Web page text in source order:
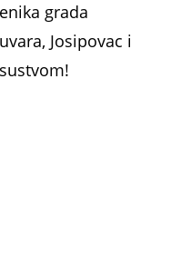
grada
Josipovac i